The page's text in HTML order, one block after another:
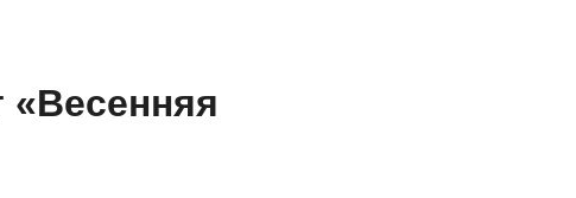
«Весенняя